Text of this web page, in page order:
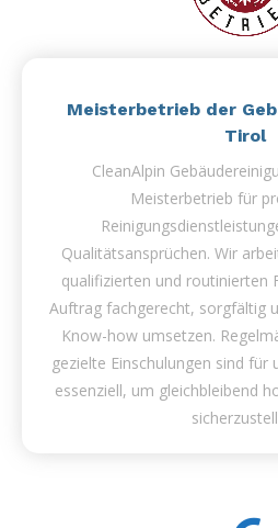
Meisterbetrieb der
Tirol
CleanAlpin
Meisterbetrieb für
Qualitätsansprüchen. Wir
qualifizierten und routinierten
Auftrag fachgerecht, sorgfältig
Know-how umsetzen.
gezielte Einschulungen sind für
essenziell, um gleichbleibend